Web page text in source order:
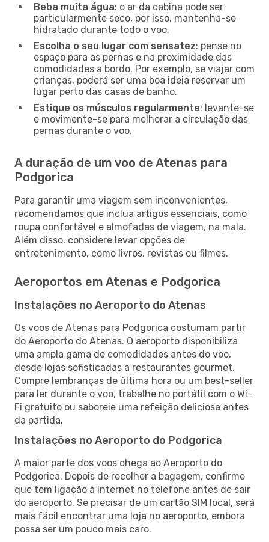
Beba muita água: o ar da cabina pode ser
particularmente seco, por isso, mantenha-se
hidratado durante todo o voo.
Escolha o seu lugar com sensatez: pense no
espaço para as pernas e na proximidade das
comodidades a bordo. Por exemplo, se viajar com
crianças, poderá ser uma boa ideia reservar um
lugar perto das casas de banho.
Estique os músculos regularmente: levante-se
e movimente-se para melhorar a circulação das
pernas durante o voo.
A duração de um voo de Atenas para
Podgorica
Para garantir uma viagem sem inconvenientes,
recomendamos que inclua artigos essenciais, como
roupa confortável e almofadas de viagem, na mala.
Além disso, considere levar opções de
entretenimento, como livros, revistas ou filmes.
Aeroportos em Atenas e Podgorica
Instalações no Aeroporto do Atenas
Os voos de Atenas para Podgorica costumam partir
do Aeroporto do Atenas. O aeroporto disponibiliza
uma ampla gama de comodidades antes do voo,
desde lojas sofisticadas a restaurantes gourmet.
Compre lembranças de última hora ou um best-seller
para ler durante o voo, trabalhe no portátil com o Wi-
Fi gratuito ou saboreie uma refeição deliciosa antes
da partida.
Instalações no Aeroporto do Podgorica
A maior parte dos voos chega ao Aeroporto do
Podgorica. Depois de recolher a bagagem, confirme
que tem ligação à Internet no telefone antes de sair
do aeroporto. Se precisar de um cartão SIM local, será
mais fácil encontrar uma loja no aeroporto, embora
possa ser um pouco mais caro.